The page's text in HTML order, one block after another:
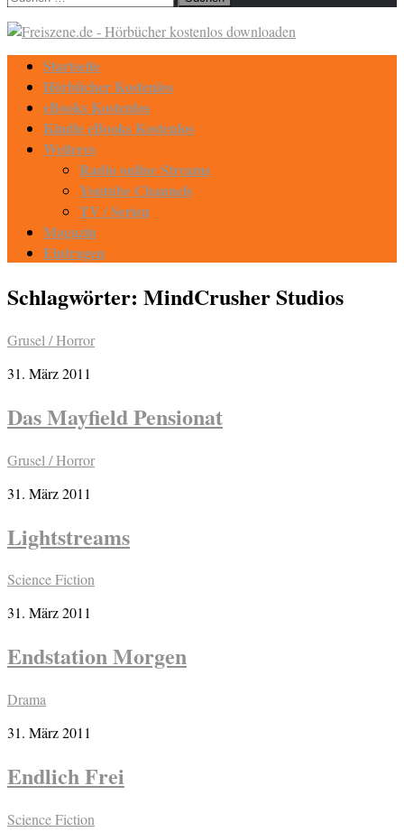
Startseite
Hörbücher Kostenlos
eBooks Kostenlos
Kindle eBooks Kostenlos
Weiteres
Radio online Streams
Youtube Channels
TV / Serien
Magazin
Eintragen
Schlagwörter: MindCrusher Studios
Grusel / Horror
31. März 2011
Das Mayfield Pensionat
Grusel / Horror
31. März 2011
Lightstreams
Science Fiction
31. März 2011
Endstation Morgen
Drama
31. März 2011
Endlich Frei
Science Fiction